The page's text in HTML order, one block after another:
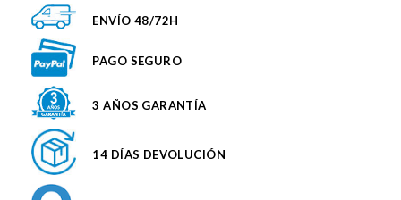
ENVÍO 48/72H
PAGO SEGURO
3 AÑOS GARANTÍA
14 DÍAS DEVOLUCIÓN